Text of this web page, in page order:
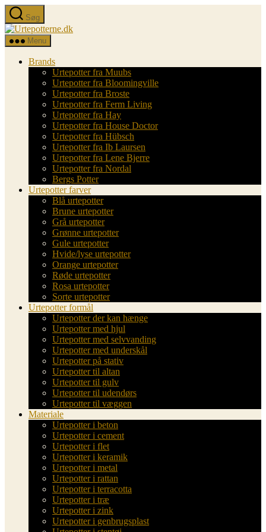
Spring
til
indholdet
Søg
Urtepotterne.dk
Menu
Brands
Urtepotter fra Muubs
Urtepotter fra Bloomingville
Urtepotter fra Broste
Urtepotter fra Ferm Living
Urtepotter fra Hay
Urtepotter fra House Doctor
Urtepotter fra Hübsch
Urtepotter fra Ib Laursen
Urtepotter fra Lene Bjerre
Urtepotter fra Nordal
Bergs Potter
Urtepotter farver
Blå urtepotter
Brune urtepotter
Grå urtepotter
Grønne urtepotter
Gule urtepotter
Hvide/lyse urtepotter
Orange urtepotter
Røde urtepotter
Rosa urtepotter
Sorte urtepotter
Urtepotter formål
Urtepotter der kan hænge
Urtepotter med hjul
Urtepotter med selvvanding
Urtepotter med underskål
Urtepotter på stativ
Urtepotter til altan
Urtepotter til gulv
Urtepotter til udendørs
Urtepotter til væggen
Materiale
Urtepotter i beton
Urtepotter i cement
Urtepotter i flet
Urtepotter i keramik
Urtepotter i metal
Urtepotter i rattan
Urtepotter i terracotta
Urtepotter i træ
Urtepotter i zink
Urtepotter i genbrugsplast